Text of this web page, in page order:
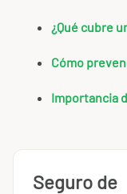
¿Qué cubre
Cómo
Importancia
Seguro de